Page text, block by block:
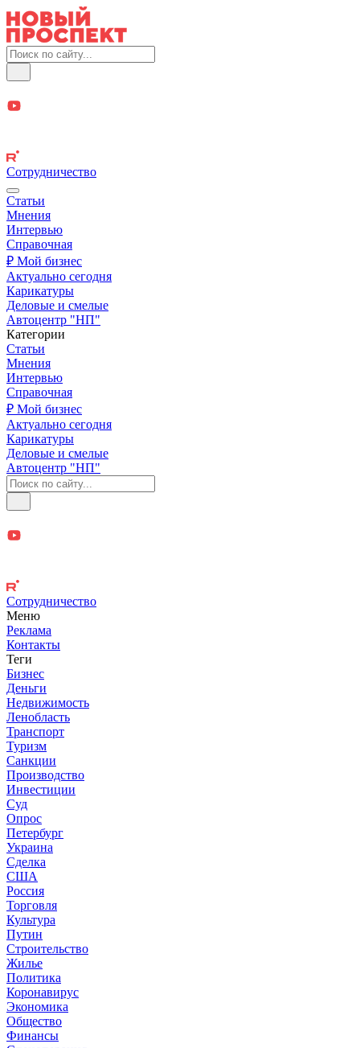
Сотрудничество
Статьи
Мнения
Интервью
Справочная
₽ Мой бизнес
Актуально сегодня
Карикатуры
Деловые и смелые
Автоцентр "НП"
Категории
Статьи
Мнения
Интервью
Справочная
₽ Мой бизнес
Актуально сегодня
Карикатуры
Деловые и смелые
Автоцентр "НП"
Сотрудничество
Меню
Реклама
Контакты
Теги
Бизнес
Деньги
Недвижимость
Ленобласть
Транспорт
Туризм
Санкции
Производство
Инвестиции
Суд
Опрос
Петербург
Украина
Сделка
США
Россия
Торговля
Культура
Путин
Строительство
Жилье
Политика
Коронавирус
Экономика
Общество
Финансы